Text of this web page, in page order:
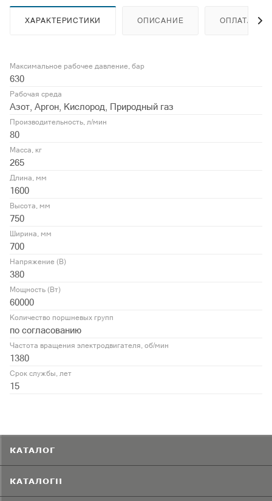
ХАРАКТЕРИСТИКИ ОПИСАНИЕ ОПЛАТА
Максимальное рабочее давление, бар
630
Рабочая среда
Азот, Аргон, Кислород, Природный газ
Производительность, л/мин
80
Масса, кг
265
Длина, мм
1600
Высота, мм
750
Ширина, мм
700
Напряжение (В)
380
Мощность (Вт)
60000
Количество поршневых групп
по согласованию
Частота вращения электродвигателя, об/мин
1380
Срок службы, лет
15
КАТАЛОГ
КАТАЛОГИ